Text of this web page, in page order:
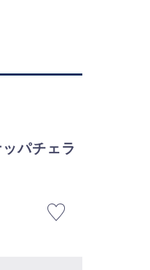
パチェラ